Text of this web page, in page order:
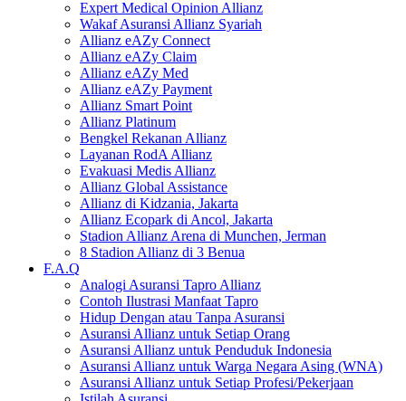
Expert Medical Opinion Allianz
Wakaf Asuransi Allianz Syariah
Allianz eAZy Connect
Allianz eAZy Claim
Allianz eAZy Med
Allianz eAZy Payment
Allianz Smart Point
Allianz Platinum
Bengkel Rekanan Allianz
Layanan RodA Allianz
Evakuasi Medis Allianz
Allianz Global Assistance
Allianz di Kidzania, Jakarta
Allianz Ecopark di Ancol, Jakarta
Stadion Allianz Arena di Munchen, Jerman
8 Stadion Allianz di 3 Benua
F.A.Q
Analogi Asuransi Tapro Allianz
Contoh Ilustrasi Manfaat Tapro
Hidup Dengan atau Tanpa Asuransi
Asuransi Allianz untuk Setiap Orang
Asuransi Allianz untuk Penduduk Indonesia
Asuransi Allianz untuk Warga Negara Asing (WNA)
Asuransi Allianz untuk Setiap Profesi/Pekerjaan